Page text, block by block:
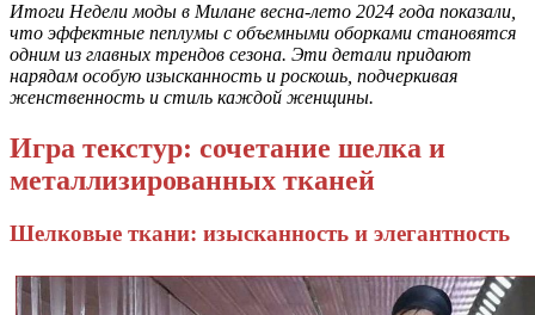
Итоги Недели моды в Милане весна-лето 2024 года показали,
что эффектные пеплумы с объемными оборками становятся
одним из главных трендов сезона. Эти детали придают
нарядам особую изысканность и роскошь, подчеркивая
женственность и стиль каждой женщины.
Игра текстур: сочетание шелка и
металлизированных тканей
Шелковые ткани: изысканность и элегантность